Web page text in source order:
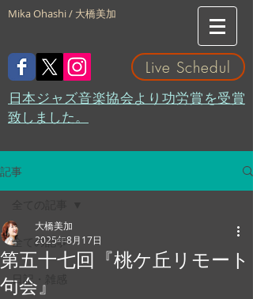
Mika Ohashi / 大橋美加
Live Schedul
​日本ジャズ音楽協会より功労賞を受賞
致しました。
記事
全ての記事
日記・雑感
第五十七回『桃ケ丘リモート
句会』
大橋美加
2025年8月17日